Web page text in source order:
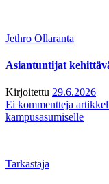
Jethro Ollaranta
Asiantuntijat
Kirjoitettu 29.6.2026
Ei kommentteja
kampusasumiselle
Tarkastaja